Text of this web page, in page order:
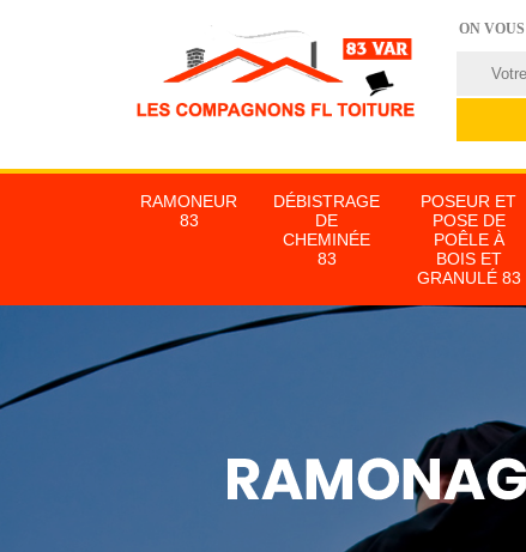
ON
RAMONEUR
83
DÉBISTRAGE
DE
CHEMINÉE
83
POSEUR ET
POSE DE
POÊLE À
BOIS ET
GRANULÉ 83